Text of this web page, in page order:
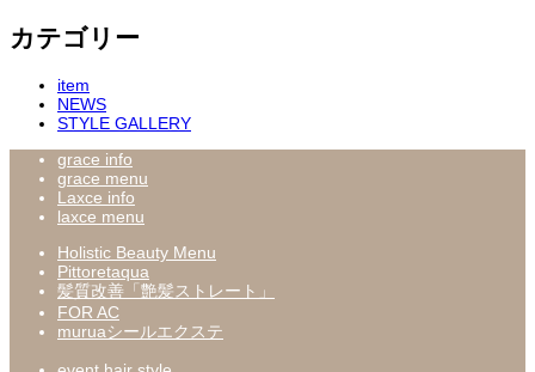
カテゴリー
item
NEWS
STYLE GALLERY
grace info
grace menu
Laxce info
laxce menu
Holistic Beauty Menu
Pittoretaqua
髪質改善「艶髪ストレート」
FOR AC
muruaシールエクステ